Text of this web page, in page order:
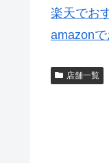
楽天でお
amazon
店舗一覧